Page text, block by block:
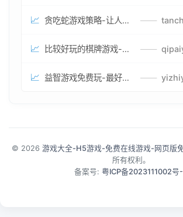
📈 贪吃蛇游戏策略-让人头大的贪吃蛇游戏-贪吃蛇游戏攻略指南 ——
📈 比较好玩的棋牌游戏-高难度棋牌游戏-棋牌游戏到底怎么玩 ——
📈 益智游戏免费玩-最好的益智游戏-有趣的益智游戏策略 ——
© 2026 游戏大全-H5游戏-免费在线游戏-网页版
所有权利。
备案号: 粤ICP备2023111002号